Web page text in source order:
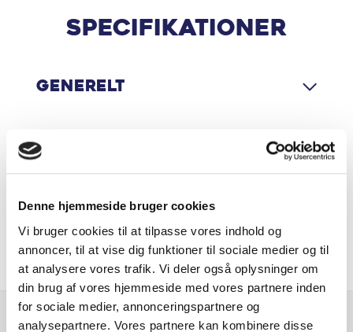
Denne hjemmeside bruger cookies
Vi bruger cookies til at tilpasse vores indhold og
annoncer, til at vise dig funktioner til sociale medier og til
at analysere vores trafik. Vi deler også oplysninger om
din brug af vores hjemmeside med vores partnere inden
for sociale medier, annonceringspartnere og
analysepartnere. Vores partnere kan kombinere disse
Automatisk Klimaanlæg
Automatisk op-/nedblænding
Blindvinkelassistent
Bluetooth
Cross Traffic Alert
DAB radio
Digital instrumentering
Specifikationer
Generelt
Motor & Ydelse